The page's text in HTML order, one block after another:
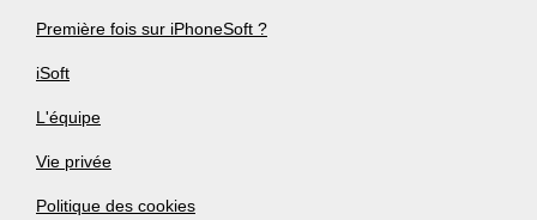
Première fois sur iPhoneSoft ?
iSoft
L'équipe
Vie privée
Politique des cookies